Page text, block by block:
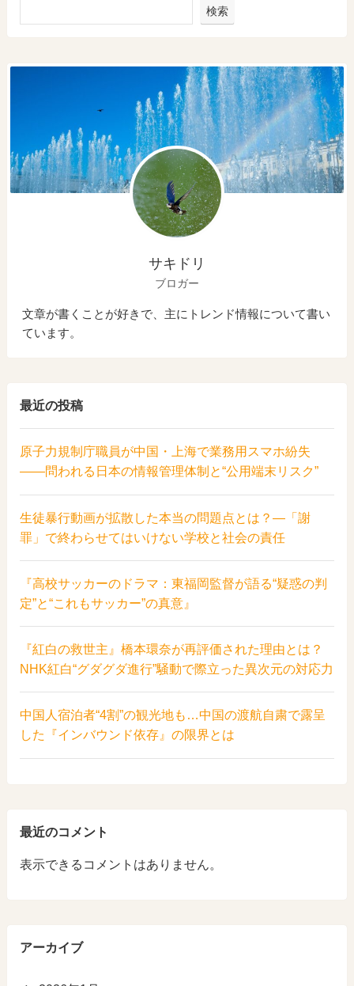
検索
サキドリ
ブロガー
文章が書くことが好きで、主にトレンド情報について書い
ています。
最近の投稿
原子力規制庁職員が中国・上海で業務用スマホ紛失
――問われる日本の情報管理体制と“公用端末リスク”
生徒暴行動画が拡散した本当の問題点とは？―「謝
罪」で終わらせてはいけない学校と社会の責任
『高校サッカーのドラマ：東福岡監督が語る“疑惑の判
定”と“これもサッカー”の真意』
『紅白の救世主』橋本環奈が再評価された理由とは？
NHK紅白“グダグダ進行”騒動で際立った異次元の対応力
中国人宿泊者“4割”の観光地も…中国の渡航自粛で露呈
した『インバウンド依存』の限界とは
最近のコメント
表示できるコメントはありません。
アーカイブ